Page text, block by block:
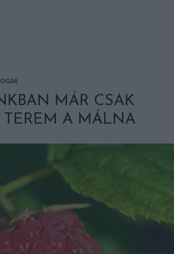
MÁR CSAK
TEREM A MÁLNA